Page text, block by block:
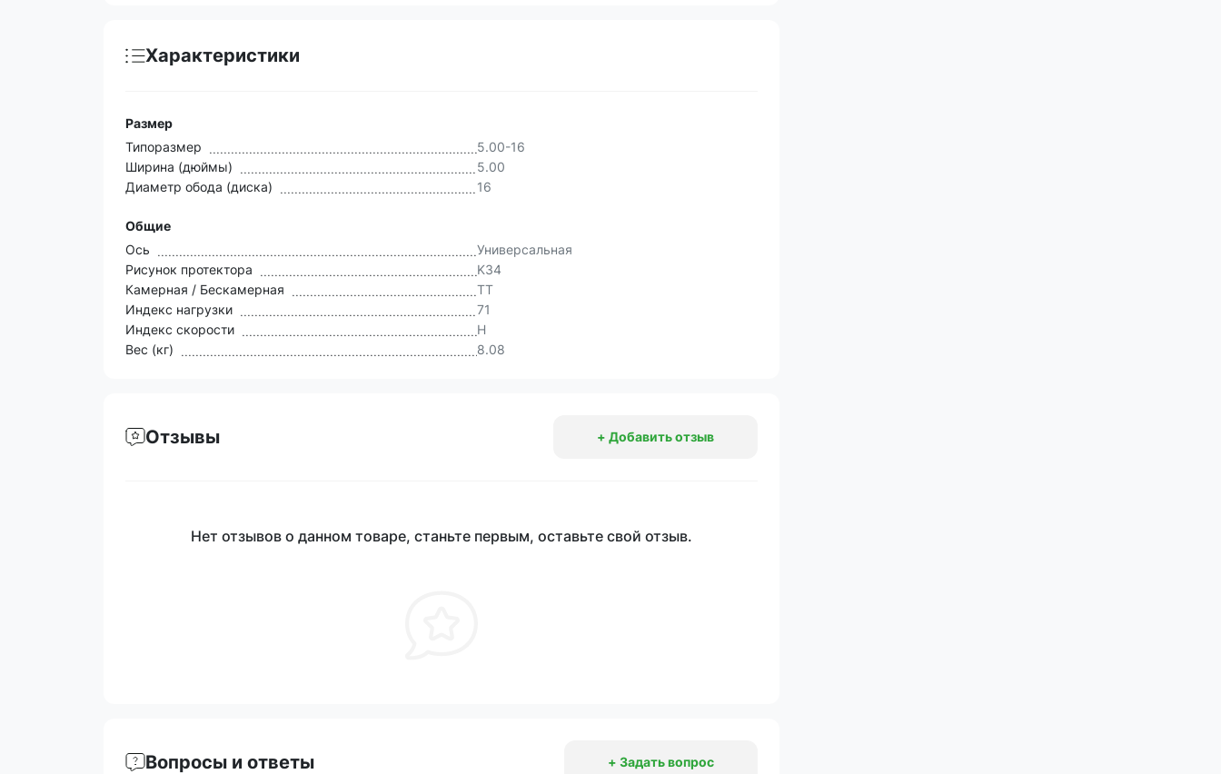
Характеристики
Размер
Типоразмер
5.00-16
Ширина (дюймы)
5.00
Диаметр обода (диска)
16
Общие
Ось
Универсальная
Рисунок протектора
K34
Камерная / Бескамерная
TT
Индекс нагрузки
71
Индекс скорости
H
Вес (кг)
8.08
Отзывы + Добавить отзыв
Нет отзывов о данном товаре, станьте первым, оставьте свой отзыв.
Вопросы и ответы + Задать вопрос